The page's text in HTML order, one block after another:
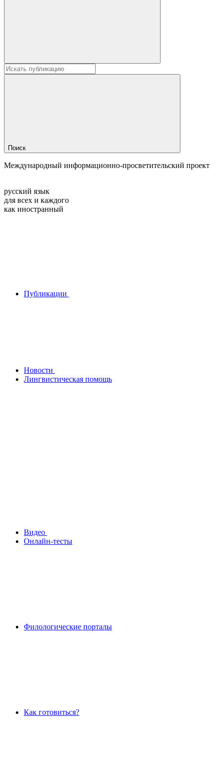
Поиск
Международный информационно-просветительский проект
русский язык
для всех и каждого
как иностранный
Публикации
Новости
Лингвистическая помощь
Видео
Онлайн-тесты
Филологические порталы
Как готовиться?